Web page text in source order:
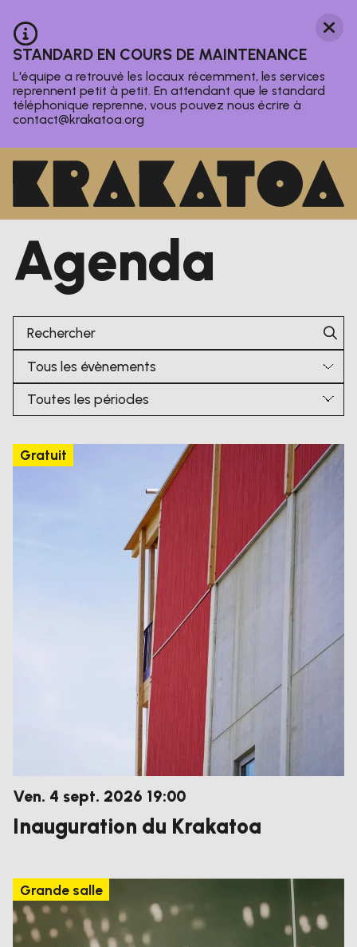
Information :
STANDARD EN COURS DE MAINTENANCE
L'équipe a retrouvé les locaux récemment, les services
reprennent petit à petit. En attendant que le standard
téléphonique reprenne, vous pouvez nous écrire à
contact@krakatoa.org
Agenda
Les périodes
Gratuit
vendredi
Ven. 4 septembre
sept. 2026 19:00
Inauguration du Krakatoa
Grande salle
Agenda
Le Krakatoa
Nos activités
Magazine
Infos pratiques
S’inscrire à la newsletter